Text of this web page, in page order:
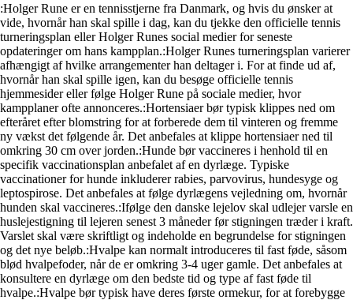
:Holger Rune er en tennisstjerne fra Danmark, og hvis du ønsker at
vide, hvornår han skal spille i dag, kan du tjekke den officielle tennis
turneringsplan eller Holger Runes social medier for seneste
opdateringer om hans kampplan.:Holger Runes turneringsplan varierer
afhængigt af hvilke arrangementer han deltager i. For at finde ud af,
hvornår han skal spille igen, kan du besøge officielle tennis
hjemmesider eller følge Holger Rune på sociale medier, hvor
kampplaner ofte annonceres.:Hortensiaer bør typisk klippes ned om
efteråret efter blomstring for at forberede dem til vinteren og fremme
ny vækst det følgende år. Det anbefales at klippe hortensiaer ned til
omkring 30 cm over jorden.:Hunde bør vaccineres i henhold til en
specifik vaccinationsplan anbefalet af en dyrlæge. Typiske
vaccinationer for hunde inkluderer rabies, parvovirus, hundesyge og
leptospirose. Det anbefales at følge dyrlægens vejledning om, hvornår
hunden skal vaccineres.:Ifølge den danske lejelov skal udlejer varsle en
huslejestigning til lejeren senest 3 måneder før stigningen træder i kraft.
Varslet skal være skriftligt og indeholde en begrundelse for stigningen
og det nye beløb.:Hvalpe kan normalt introduceres til fast føde, såsom
blød hvalpefoder, når de er omkring 3-4 uger gamle. Det anbefales at
konsultere en dyrlæge om den bedste tid og type af fast føde til
hvalpe.:Hvalpe bør typisk have deres første ormekur, for at forebygge